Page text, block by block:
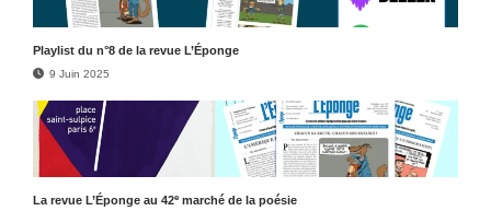
Play­list du n°8 de la revue L’Éponge
9 Juin 2025
La revue L’Éponge au 42e marché de la poésie